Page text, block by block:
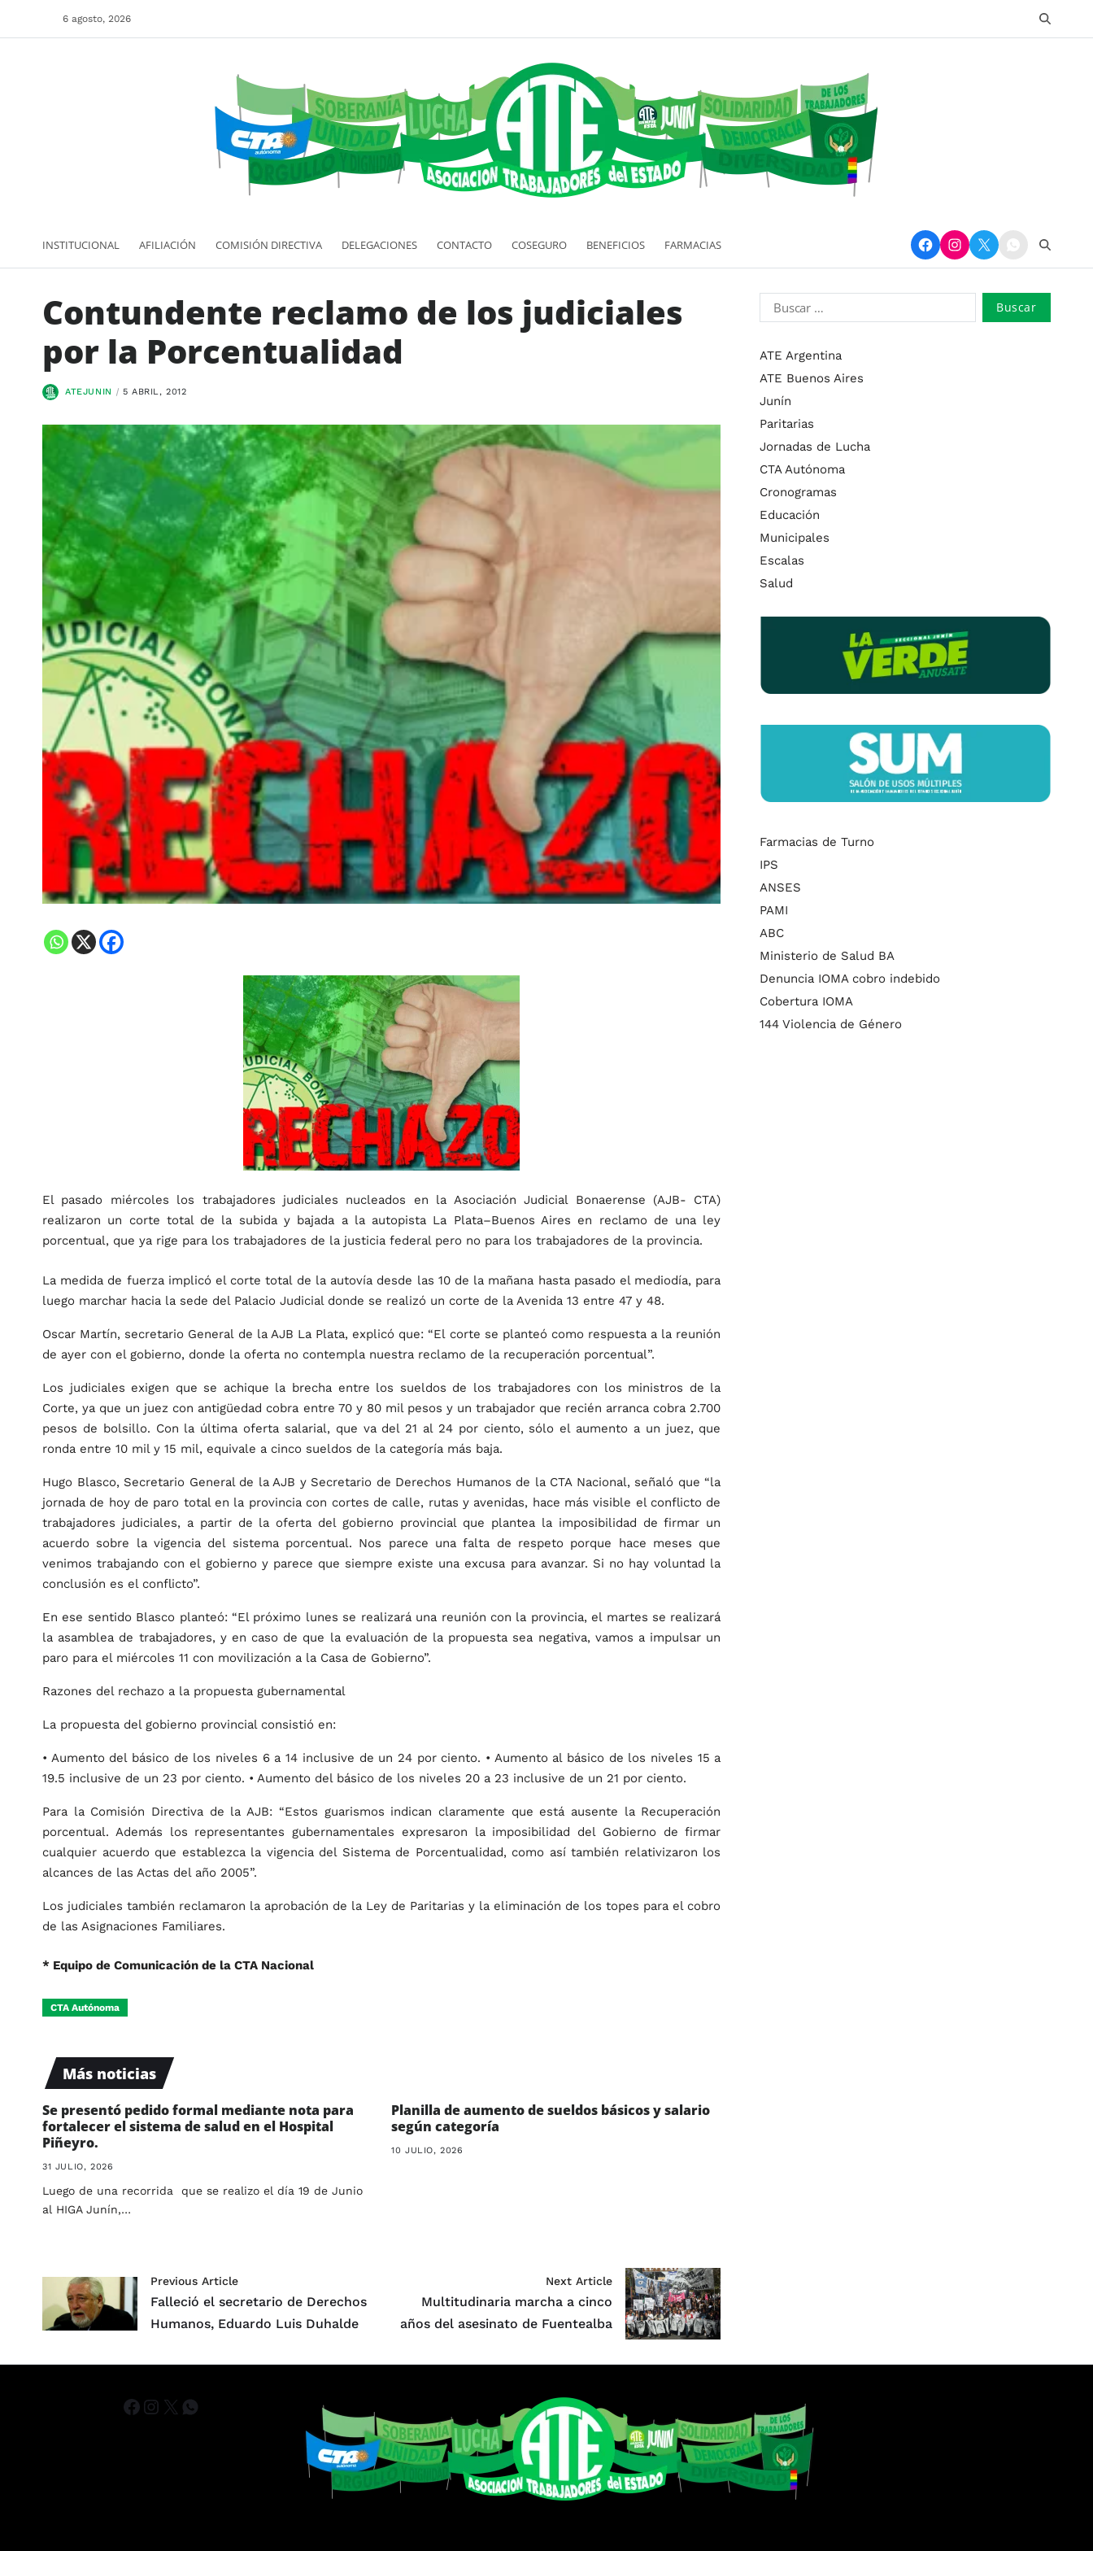
6 agosto, 2026
INSTITUCIONAL AFILIACIÓN COMISIÓN DIRECTIVA DELEGACIONES CONTACTO COSEGURO BENEFICIOS FARMACIAS
Contundente reclamo de los judiciales
por la Porcentualidad
ATEJUNIN 5 ABRIL, 2012
El pasado miércoles los trabajadores judiciales nucleados en la Asociación Judicial Bonaerense (AJB- CTA)
realizaron un corte total de la subida y bajada a la autopista La Plata–Buenos Aires en reclamo de una ley
porcentual, que ya rige para los trabajadores de la justicia federal pero no para los trabajadores de la provincia.
La medida de fuerza implicó el corte total de la autovía desde las 10 de la mañana hasta pasado el mediodía, para
luego marchar hacia la sede del Palacio Judicial donde se realizó un corte de la Avenida 13 entre 47 y 48.
Oscar Martín, secretario General de la AJB La Plata, explicó que: “El corte se planteó como respuesta a la reunión
de ayer con el gobierno, donde la oferta no contempla nuestra reclamo de la recuperación porcentual”.
Los judiciales exigen que se achique la brecha entre los sueldos de los trabajadores con los ministros de la
Corte, ya que un juez con antigüedad cobra entre 70 y 80 mil pesos y un trabajador que recién arranca cobra 2.700
pesos de bolsillo. Con la última oferta salarial, que va del 21 al 24 por ciento, sólo el aumento a un juez, que
ronda entre 10 mil y 15 mil, equivale a cinco sueldos de la categoría más baja.
Hugo Blasco, Secretario General de la AJB y Secretario de Derechos Humanos de la CTA Nacional, señaló que “la
jornada de hoy de paro total en la provincia con cortes de calle, rutas y avenidas, hace más visible el conflicto de
trabajadores judiciales, a partir de la oferta del gobierno provincial que plantea la imposibilidad de firmar un
acuerdo sobre la vigencia del sistema porcentual. Nos parece una falta de respeto porque hace meses que
venimos trabajando con el gobierno y parece que siempre existe una excusa para avanzar. Si no hay voluntad la
conclusión es el conflicto”.
En ese sentido Blasco planteó: “El próximo lunes se realizará una reunión con la provincia, el martes se realizará
la asamblea de trabajadores, y en caso de que la evaluación de la propuesta sea negativa, vamos a impulsar un
paro para el miércoles 11 con movilización a la Casa de Gobierno”.
Razones del rechazo a la propuesta gubernamental
La propuesta del gobierno provincial consistió en:
• Aumento del básico de los niveles 6 a 14 inclusive de un 24 por ciento. • Aumento al básico de los niveles 15 a
19.5 inclusive de un 23 por ciento. • Aumento del básico de los niveles 20 a 23 inclusive de un 21 por ciento.
Para la Comisión Directiva de la AJB: “Estos guarismos indican claramente que está ausente la Recuperación
porcentual. Además los representantes gubernamentales expresaron la imposibilidad del Gobierno de firmar
cualquier acuerdo que establezca la vigencia del Sistema de Porcentualidad, como así también relativizaron los
alcances de las Actas del año 2005”.
Los judiciales también reclamaron la aprobación de la Ley de Paritarias y la eliminación de los topes para el cobro
de las Asignaciones Familiares.
* Equipo de Comunicación de la CTA Nacional
CTA Autónoma
Más noticias
Se presentó pedido formal mediante nota para
fortalecer el sistema de salud en el Hospital
Piñeyro.
31 JULIO, 2026
Luego de una recorrida que se realizo el día 19 de Junio
al HIGA Junín,…
Planilla de aumento de sueldos básicos y salario
según categoría
10 JULIO, 2026
Previous Article
Falleció el secretario de Derechos
Humanos, Eduardo Luis Duhalde
Next Article
Multitudinaria marcha a cinco
años del asesinato de Fuentealba
ATE Argentina
ATE Buenos Aires
Junín
Paritarias
Jornadas de Lucha
CTA Autónoma
Cronogramas
Educación
Municipales
Escalas
Salud
Farmacias de Turno
IPS
ANSES
PAMI
ABC
Ministerio de Salud BA
Denuncia IOMA cobro indebido
Cobertura IOMA
144 Violencia de Género